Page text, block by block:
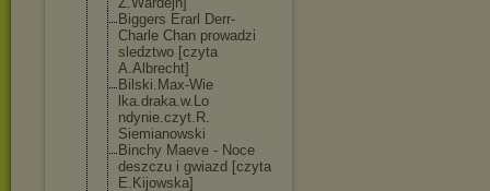
Biggers Erarl Derr-
Charle Chan prowadzi
sledztwo [czyta
A.Albrecht]
Bilski.Max-Wie
lka.draka.w.Lo
ndynie.czyt.R.
Siemianowski
Binchy Maeve - Noce
deszczu i gwiazd [czyta
E.Kijowska]